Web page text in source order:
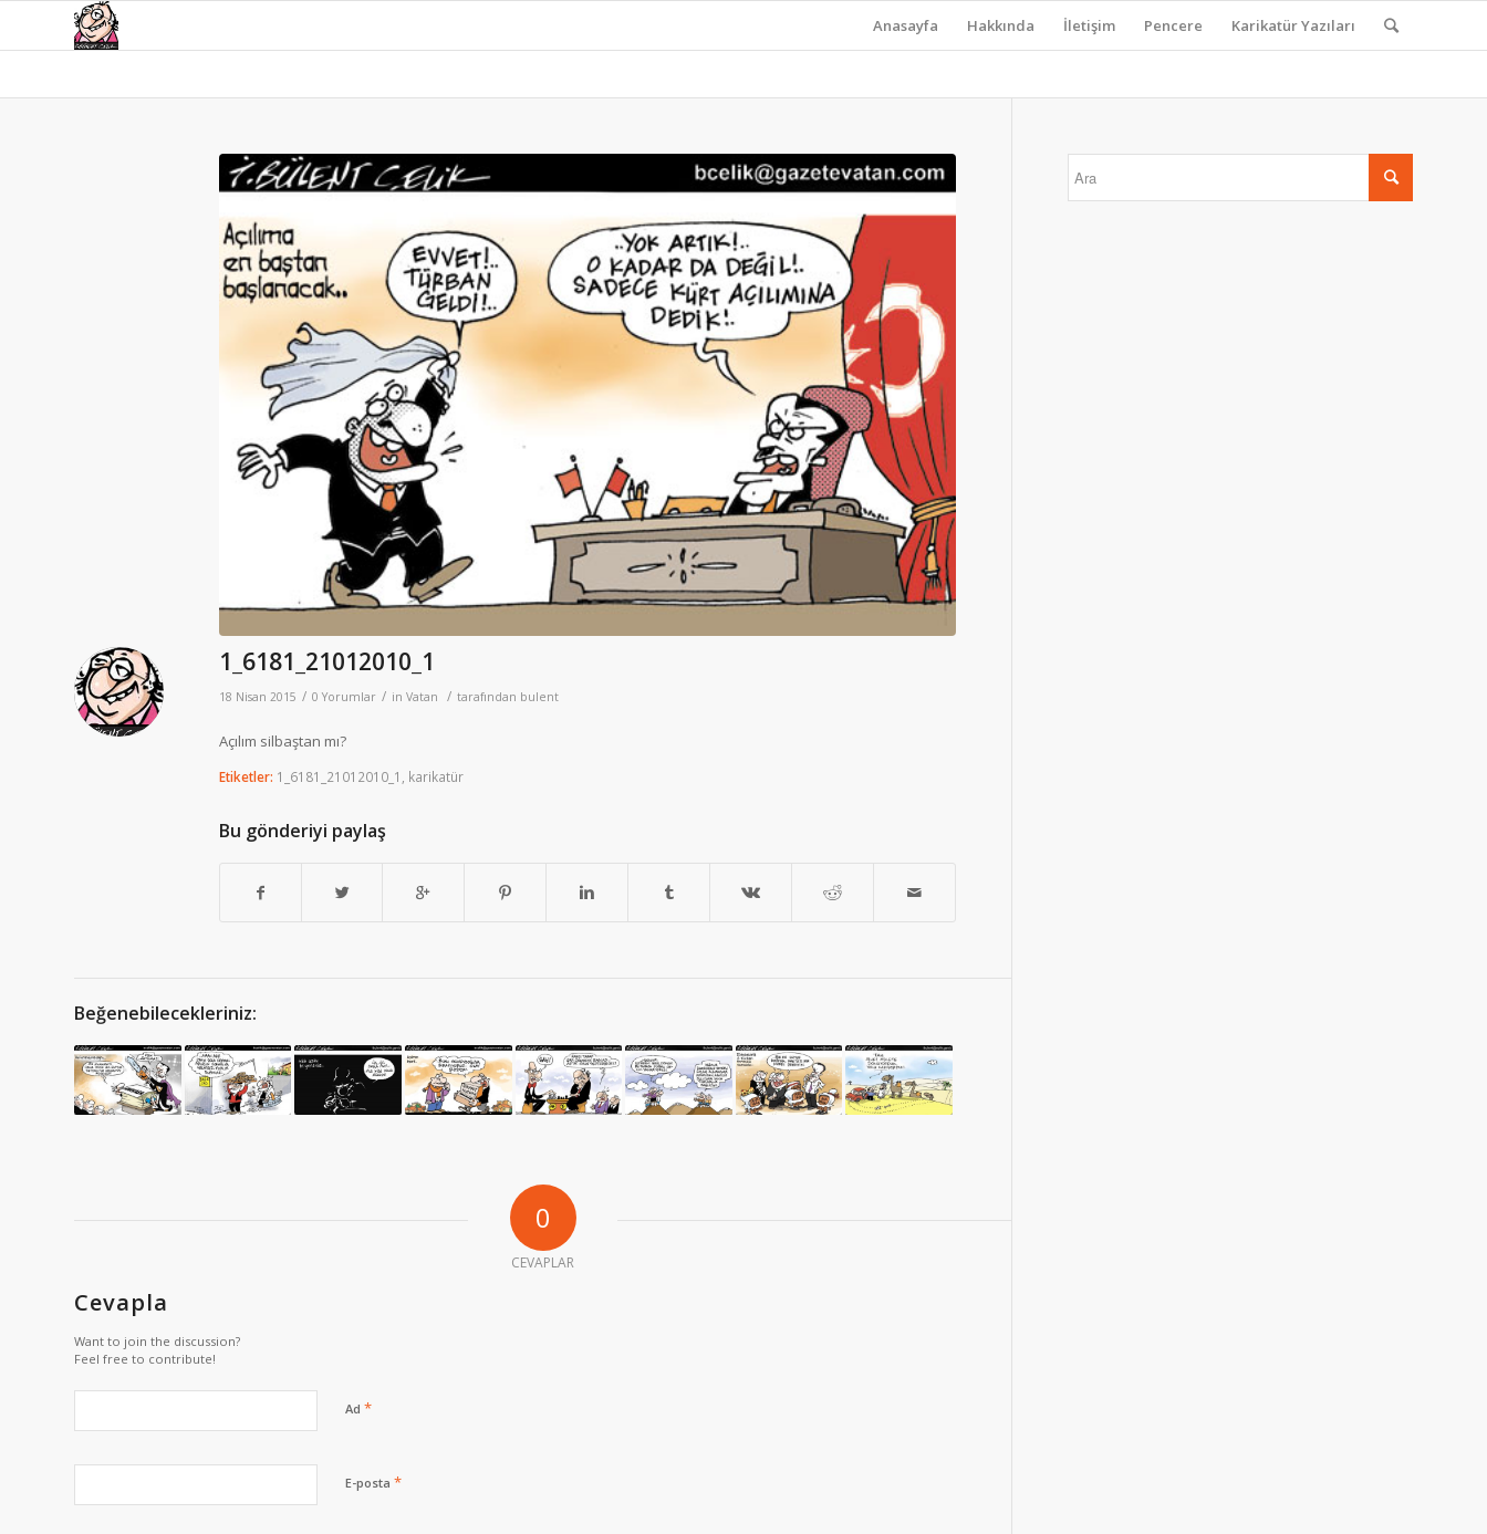
Anasayfa Hakkında İletişim Pencere Karikatür Yazıları
1_6181_21012010_1
18 Nisan 2015 / 0 Yorumlar / in Vatan / tarafından bulent
Açılım silbaştan mı?
Etiketler: 1_6181_21012010_1 karikatür
Bu gönderiyi paylaş
Beğenebilecekleriniz:
0
CEVAPLAR
Cevapla
Want to join the discussion?
Feel free to contribute!
Ad *
E-posta *